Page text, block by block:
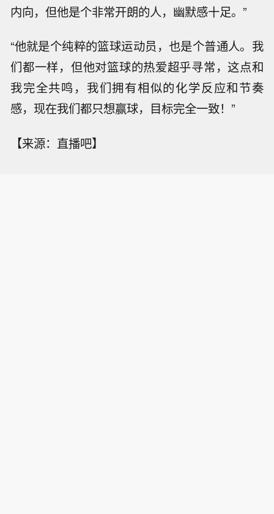
内向，但他是个非常开朗的人，幽默感十足。”
“他就是个纯粹的篮球运动员，也是个普通人。我
们都一样，但他对篮球的热爱超乎寻常，这点和
我完全共鸣，我们拥有相似的化学反应和节奏
感，现在我们都只想赢球，目标完全一致！”
【来源：直播吧】